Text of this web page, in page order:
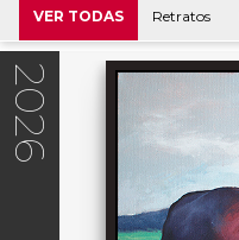
VER TODAS Retratos
2026